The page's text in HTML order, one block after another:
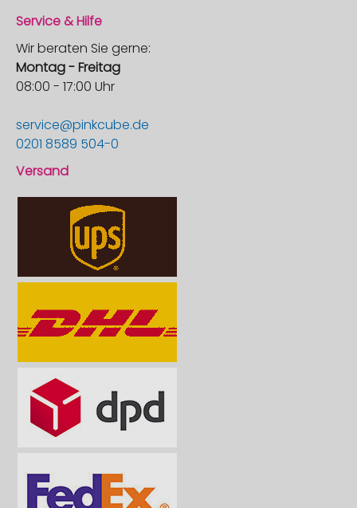
Service & Hilfe
Wir beraten Sie gerne:
Montag - Freitag
08:00 - 17:00 Uhr
service@pinkcube.de
0201 8589 504-0
Versand